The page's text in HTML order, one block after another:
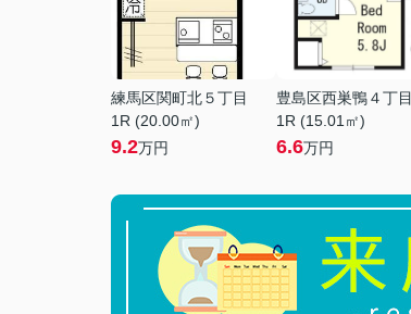
練馬区関町北５丁目
1R (20.00㎡)
9.2万円
豊島区西巣鴨４丁目
1R (15.01㎡)
6.6万円